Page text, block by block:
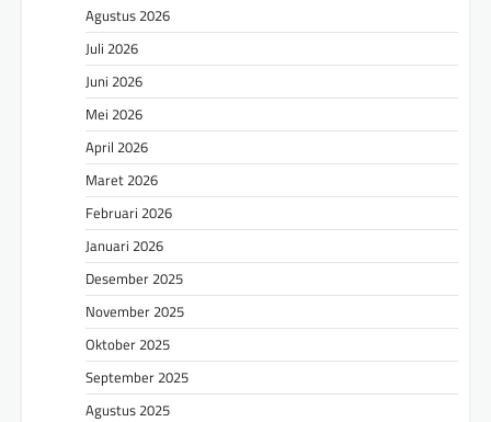
Agustus 2026
Juli 2026
Juni 2026
Mei 2026
April 2026
Maret 2026
Februari 2026
Januari 2026
Desember 2025
November 2025
Oktober 2025
September 2025
Agustus 2025